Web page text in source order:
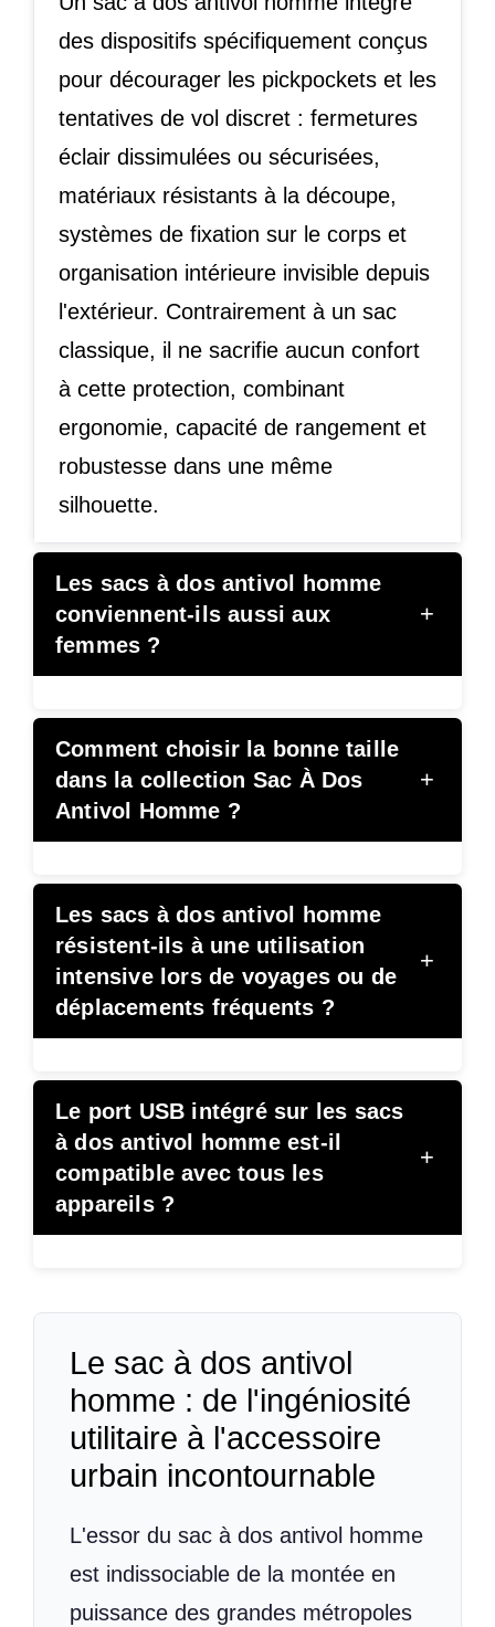
des dispositifs spécifiquement conçus
pour décourager les pickpockets et les
tentatives de vol discret : fermetures
éclair dissimulées ou sécurisées,
matériaux résistants à la découpe,
systèmes de fixation sur le corps et
organisation intérieure invisible depuis
l'extérieur. Contrairement à un sac
classique, il ne sacrifie aucun confort
à cette protection, combinant
ergonomie, capacité de rangement et
robustesse dans une même
silhouette.
Les sacs à dos antivol homme
conviennent-ils aussi aux
femmes ?
+
Comment choisir la bonne taille
dans la collection Sac À Dos
Antivol Homme ?
+
Les sacs à dos antivol homme
résistent-ils à une utilisation
intensive lors de voyages ou de
déplacements fréquents ?
+
Le port USB intégré sur les sacs
à dos antivol homme est-il
compatible avec tous les
appareils ?
+
Le sac à dos antivol
homme : de l'ingéniosité
utilitaire à l'accessoire
urbain incontournable
L'essor du sac à dos antivol homme
est indissociable de la montée en
puissance des grandes métropoles